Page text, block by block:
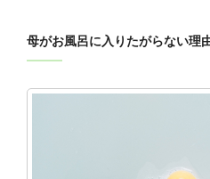
母がお風呂に入りたがらない理